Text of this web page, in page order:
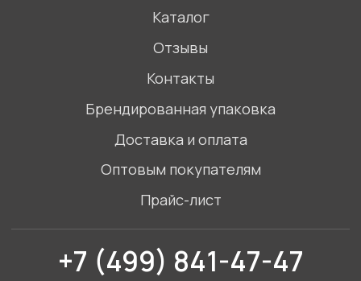
Политика конфиденциальности
ИП Голов Артемий Игоревич,
Адрес: Московская область, Одинцовский
городской округ, село Введенское, Торговый
комплекс Маркет
Разработка сайта
Смотреть на карте